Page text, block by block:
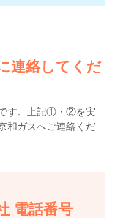
連絡してくだ
す。上記①・②を実
和ガスへご連絡くだ
電話番号